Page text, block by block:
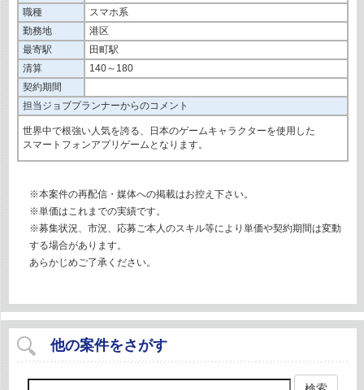
職種
スマホ系
勤務地
港区
最寄駅
田町駅
清算
140～180
契約期間
担当ジョブプランナーからのコメント
世界中で根強い人気を誇る、日本のゲームキャラクターを使用した
スマートフォンアプリゲームとなります。
※本案件の再配信・媒体への掲載はお控え下さい。
※単価はこれまでの実績です。
※募集状況、市況、応募ご本人のスキル等により単価や契約期間は変動
する場合があります。
あらかじめご了承ください。
他の案件をさがす